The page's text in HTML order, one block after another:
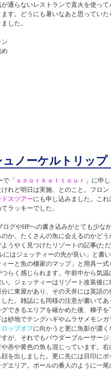
通らないレストランで直火を使って
す。どうにも暑いなあと思ってい
した。
ノーケルトリップ
で「 ｓｎｏｒｋｅｌｔｏｕｒ 」に申
れど明日は実施、とのこと。フロン
スツアーにも申し込みました。これ
ラッキーでした。
ログやHPへの書き込みがとても少な
か、たくさんの魚に会えるのかどう
うやく見つけたリゾートの記事(た
にはジェッティーの先が良い」と書い
ーと魚の棲家のマップ」と用具一式
らく感じられます。午前中から気温
。ジェッティーはリゾート改装後に
に東屋があり、その天井には英語の
た。雑誌にも同様の注意が書いて
できるエリアを確かめた後、梯子を
砂地でテングハギやムラサメモン
ロップオフに向かうと更に魚影が濃く
が、それでもパウダーブルーサージ
赤や黄色の魚も混じっています。右
を出しました。更に先には目印にポ
エリア。ポールの番人のように一尾